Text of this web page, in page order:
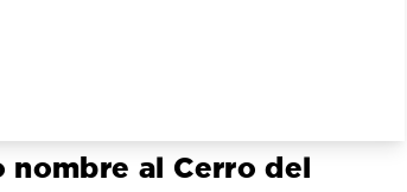
nombre al Cerro del